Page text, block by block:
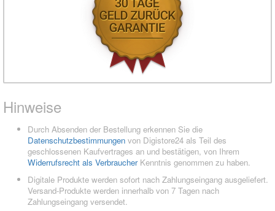
Hinweise
Durch Absenden der Bestellung erkennen Sie die
Datenschutzbestimmungen von Digistore24 als Teil des
geschlossenen Kaufvertrages an und bestätigen, von Ihrem
Widerrufsrecht als VerbraucherKenntnis genommen zu haben.
Digitale Produkte werden sofort nach Zahlungseingang ausgeliefert.
Versand-Produkte werden innerhalb von 7 Tagen nach
Zahlungseingang versendet.